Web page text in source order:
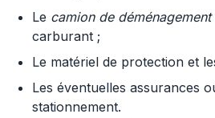
Le camion de déménagement
carburant ;
Le matériel de protection et
Les éventuelles assurances
stationnement.